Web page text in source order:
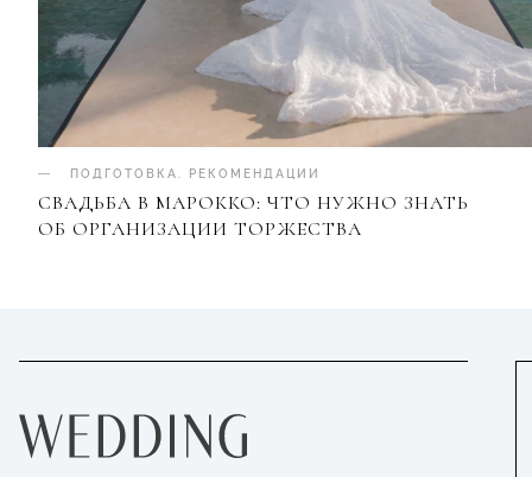
ПОДГОТОВКА РЕКОМЕНДАЦИИ
СВАДЬБА В МАРОККО: ЧТО НУЖНО ЗНАТЬ
ОБ ОРГАНИЗАЦИИ ТОРЖЕСТВА